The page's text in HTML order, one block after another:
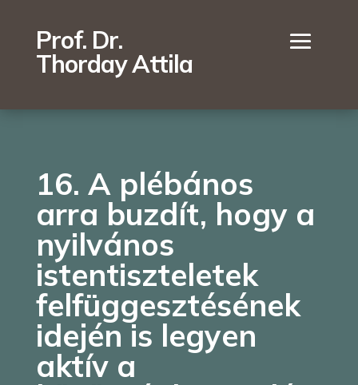
Prof. Dr.
Thorday Attila
16. A plébános
arra buzdít, hogy a
nyilvános
istentiszteletek
felfüggesztésének
idején is legyen
aktív a